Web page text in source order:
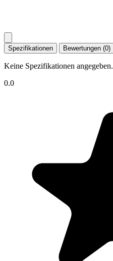
Spezifikationen Bewertungen (0)
Keine Spezifikationen angegeben.
0.0